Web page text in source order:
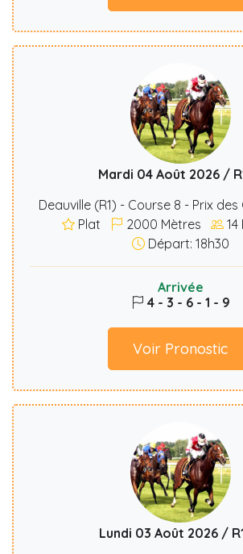
Mardi 04 Août 2026 /
Deauville (R1) - Course 8 - Prix des
Plat
2000 Mètres 14
Départ: 18h30
Arrivée
4 - 3 - 6 - 1 - 9
Voir Pronostic
Lundi 03 Août 2026 /